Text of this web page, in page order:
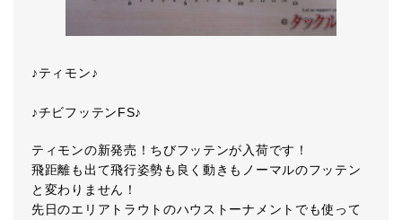
♪ティモン♪
♪チビフッテンFS♪
ティモンの新発売！ちびフッテンが入荷です！
飛距離も出て飛行姿勢も良く動きもノーマルのフッテン
と変わりません！
先日のエリアトラウトのハウストーナメントでも使って